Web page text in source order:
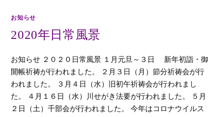
お知らせ
2020年日常風景
お知らせ ２０２０日常風景 １月元旦～３日 新年初詣・御
開帳祈祷が行われました。 ２月３日（月）節分祈祷会が行
われました。 ３月４日（水）旧初午祈祷会が行われまし
た。 ４月１６日（水）川せがき法要が行われました。 ５月
２日（土）千部会が行われました。 今年はコロナウイルス